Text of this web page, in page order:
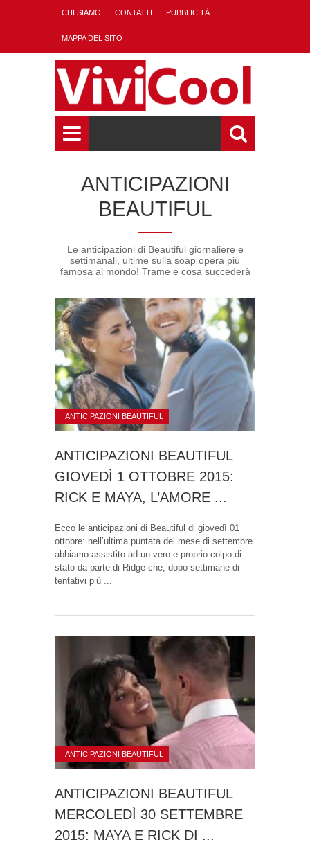
CHI SIAMO CONTATTI PUBBLICITÀ
MAPPA DEL SITO
ANTICIPAZIONI
BEAUTIFUL
Le anticipazioni di Beautiful giornaliere e
settimanali, ultime sulla soap opera più
famosa al mondo! Trame e cosa succederà
ANTICIPAZIONI BEAUTIFUL
ANTICIPAZIONI BEAUTIFUL
GIOVEDÌ 1 OTTOBRE 2015:
RICK E MAYA, L’AMORE ...
Ecco le anticipazioni di Beautiful di giovedì 01
ottobre: nell’ultima puntata del mese di settembre
abbiamo assistito ad un vero e proprio colpo di
stato da parte di Ridge che, dopo settimane di
tentativi più ...
ANTICIPAZIONI BEAUTIFUL
ANTICIPAZIONI BEAUTIFUL
MERCOLEDÌ 30 SETTEMBRE
2015: MAYA E RICK DI ...